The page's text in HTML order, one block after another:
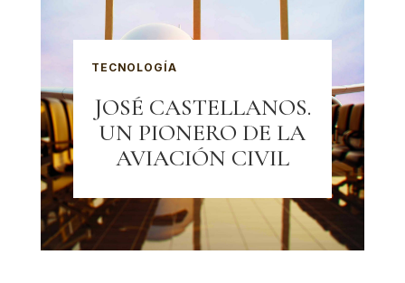
TECNOLOGÍA
JOSÉ CASTELLANOS.
UN PIONERO DE LA
AVIACIÓN CIVIL